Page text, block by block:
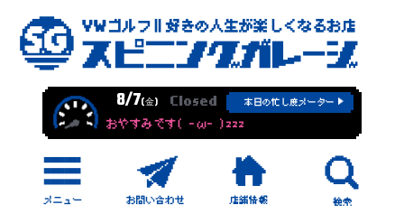
8/7(金) Closed 本日の忙し度メーター
おやすみです( -ω- )zzz